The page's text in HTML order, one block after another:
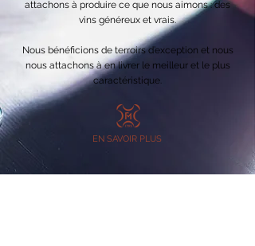
Pour nous le vin est passion et nous nous
attachons à produire ce que nous aimons : des
vins généreux et vrais.
Nous bénéficions de terroirs d’exception et nous
nous attachons à en livrer le meilleur et le plus
caractéristique.